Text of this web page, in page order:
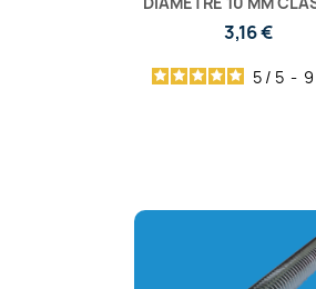
3,16 €
5 / 5 - 9